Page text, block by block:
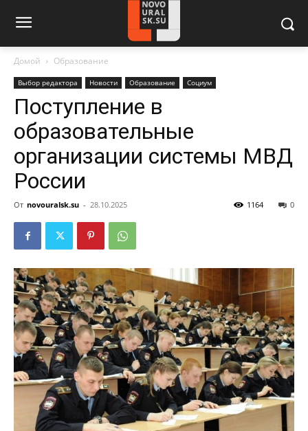
Домой Образование
Выбор редактора Новости Образование Социум
Поступление в
образовательные
организации системы МВД
России
От novouralsk.su - 28.10.2025 0
1164